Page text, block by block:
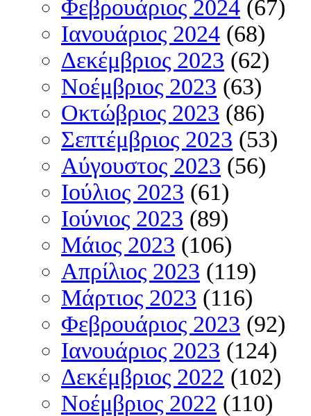
Φεβρουάριος 2024 (67)
Ιανουάριος 2024 (68)
Δεκέμβριος 2023 (62)
Νοέμβριος 2023 (63)
Οκτώβριος 2023 (86)
Σεπτέμβριος 2023 (53)
Αύγουστος 2023 (56)
Ιούλιος 2023 (61)
Ιούνιος 2023 (89)
Μάιος 2023 (106)
Απρίλιος 2023 (119)
Μάρτιος 2023 (116)
Φεβρουάριος 2023 (92)
Ιανουάριος 2023 (124)
Δεκέμβριος 2022 (102)
Νοέμβριος 2022 (110)